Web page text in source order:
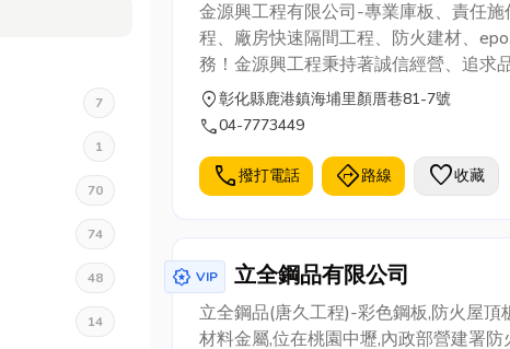
7
1
70
74
48
14
金源興工程有限公司-專業庫板、責任
程、廠房快速隔間工程、防火建材、
務！金源興工程秉持著誠信經營、追求
服務為先的宗旨為理念，更雍有最熱誠
施工品質及如期完工及完善售後服務，
location_on彰化縣鹿港鎮海埔里顏厝巷81-7號
call04-7773449
call撥打電話 directions路線 favorite收藏
award_star VIP 立全鋼品有限公司
立全鋼品(唐久工程)-彩色鋼板,防火屋頂
材料金屬,位在桃園中壢,內政部營建署防